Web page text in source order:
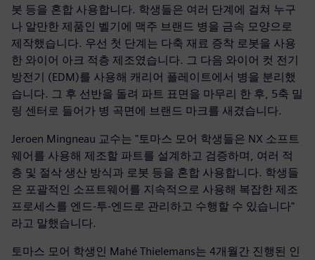
봇 등을 혼합 사용합니다. 학생들은 여러 단계에 걸쳐 누구
나 알만한 제품인 벨기에 맥주 브랜드 병을 금속 모양으로
제작했습니다. 우선 첫 단계는 다축 재료 증착 로봇을 사용
한 와이어 아크 적층 제조였습니다. 그 다음 와이어 컷 전기
방전기 (EDM)를 사용해 캐리어 플레이트에서 병을 분리했
습니다. 그 후 선반을 돌려 파트 표면을 마무리 한 후, 5축 밀
링 센터로 들어가 병 곡면에 브랜드 마크를 새겼습니다.
Jeroen Mingneau 교수는 "토마스 모어 학생들은 NX 소프트
웨어를 사용해 제조할 파트를 설계하고 검증하며, 여러 적
층 및 절삭 생산 방식과 로봇 등을 혼합 사용합니다. 학생들
은 포괄적인 소프트웨어를 지속적으로 사용해 복잡한 제조
프로세스를 엔드-투-엔드로 관리하고 수행할 수 있습니다"
라고 말했습니다.
토마스 모어 학생인 Mahé Thielemans는 4개월간 진행된 인